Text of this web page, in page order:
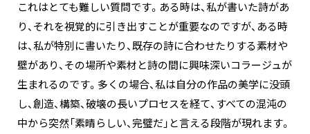
これはとても難しい質問です。ある時は、私が書いた詩があ
り、それを視覚的に引き出すことが重要なのですが、ある時
は、私が特別に書いたり、既存の詩に合わせたりする素材や
壁があり、その場所や素材と詩の間に興味深いコラージュが
生まれるのです。多くの場合、私は自分の作品の美学に没頭
し、創造、構築、破壊の長いプロセスを経て、すべての混沌の
中から突然「素晴らしい、完璧だ」と言える段階が現れます。